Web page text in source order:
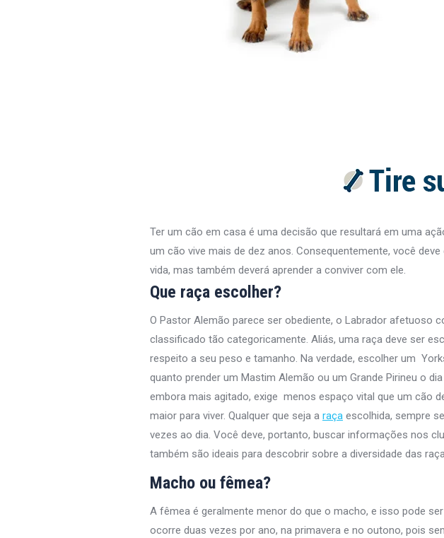
Ter um cão em casa é uma decisão que resultará em uma
um cão vive mais de dez anos. Consequentemente, você
vida, mas também deverá aprender a conviver com ele.
Que raça escolher?
O Pastor Alemão parece ser obediente, o Labrador afetuoso
classificado tão categoricamente. Aliás, uma raça deve ser
respeito a seu peso e tamanho. Na verdade, escolher um
quanto prender um Mastim Alemão ou um Grande Pirineu o
embora mais agitado, exige menos espaço vital que um cão
maior para viver. Qualquer que seja a raça escolhida, sempre
vezes ao dia. Você deve, portanto, buscar informações nos
também são ideais para descobrir sobre a diversidade das
Macho ou fêmea?
A fêmea é geralmente menor do que o macho, e isso pode
ocorre duas vezes por ano, na primavera e no outono, pois